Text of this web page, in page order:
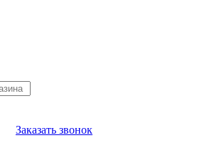
Заказать звонок